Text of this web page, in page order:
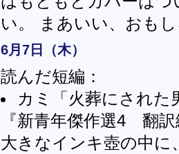
い。 まあいい、おも
6月7日（木）
読んだ短編：
カミ「火葬にされた
『新青年傑作選4 翻
大きなインキ壺の中に